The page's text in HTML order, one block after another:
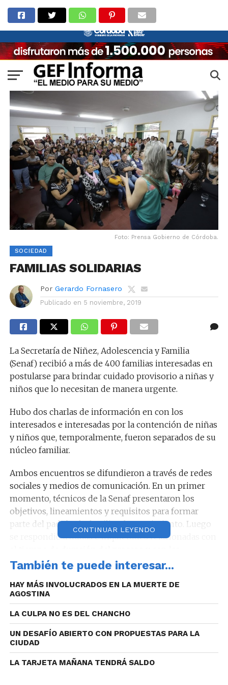
Foto: Prensa Gobierno de Córdoba.
SOCIEDAD
FAMILIAS SOLIDARIAS
Por Gerardo Fornasero
Publicado en 5 noviembre, 2019
La Secretaría de Niñez, Adolescencia y Familia
(Senaf) recibió a más de 400 familias interesadas en
postularse para brindar cuidado provisorio a niñas y
niños que lo necesitan de manera urgente.
Hubo dos charlas de información en con los
interesados e interesadas por la contención de niñas
y niños que, temporalmente, fueron separados de su
núcleo familiar.
Ambos encuentros se difundieron a través de redes
sociales y medios de comunicación. En un primer
momento, técnicos de la Senaf presentaron los
objetivos, lineamientos y requisitos para formar
parte del padrón de familias de acogimiento. Luego
se respondió a dudas e inquietudes relacionadas con
modalidades de la revinculación con la familia
Audio: Liliana Gaitán (coordinadora Programa
Familias para Familias).
Reproductor
CONTINUAR LEYENDO
También te puede interesar...
HAY MÁS INVOLUCRADOS EN LA MUERTE DE
AGOSTINA
LA CULPA NO ES DEL CHANCHO
UN DESAFÍO ABIERTO CON PROPUESTAS PARA LA
CIUDAD
LA TARJETA MAÑANA TENDRÁ SALDO